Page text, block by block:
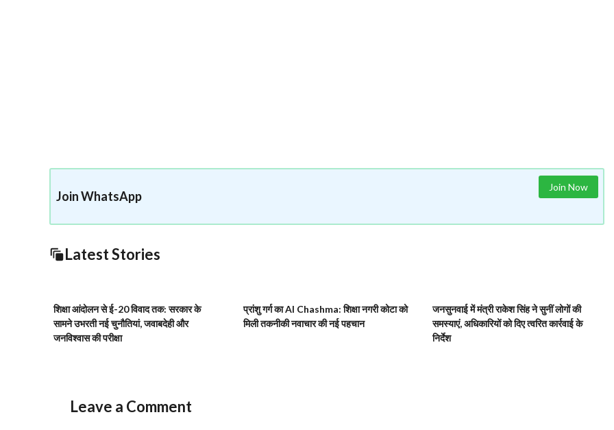
Join WhatsApp
Join Now
Latest Stories
शिक्षा आंदोलन से ई-20 विवाद तक: सरकार के
सामने उभरती नई चुनौतियां, जवाबदेही और
जनविश्वास की परीक्षा
प्रांशु गर्ग का AI Chashma: शिक्षा नगरी कोटा को
मिली तकनीकी नवाचार की नई पहचान
जनसुनवाई में मंत्री राकेश सिंह ने सुनीं लोगों की
समस्याएं, अधिकारियों को दिए त्वरित कार्रवाई के
निर्देश
Leave a Comment